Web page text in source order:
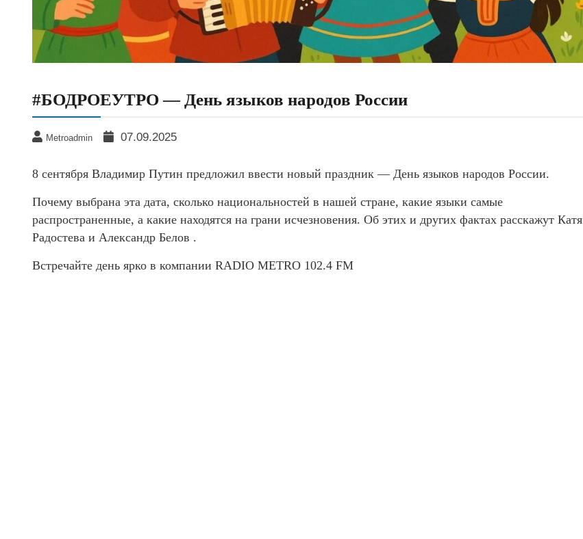
#БОДРОЕУТРО — День языков народов России
Metroadmin 07.09.2025
8 сентября Владимир Путин предложил ввести новый праздник — День языков народов России.
Почему выбрана эта дата, сколько национальностей в нашей стране, какие языки самые
распространенные, а какие находятся на грани исчезновения. Об этих и других фактах расскажут Катя
Радостева и Александр Белов .
Встречайте день ярко в компании RADIO METRO 102.4 FM